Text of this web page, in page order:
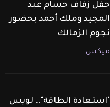
حفل زفاف حسام عبد
المجيد وملك أحمد بحضور
نجوم الزمالك
ميكس
"استعادة الطاقة".. لويس